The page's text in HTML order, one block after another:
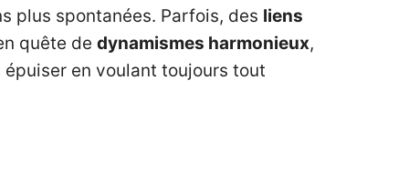
plus spontanées. Parfois, des liens
quête de dynamismes harmonieux,
en voulant toujours tout